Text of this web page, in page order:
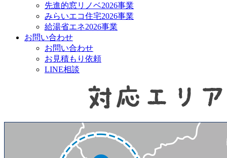
先進的窓リノベ2026事業
みらいエコ住宅2026事業
給湯省エネ2026事業
お問い合わせ
お問い合わせ
お見積もり依頼
LINE相談